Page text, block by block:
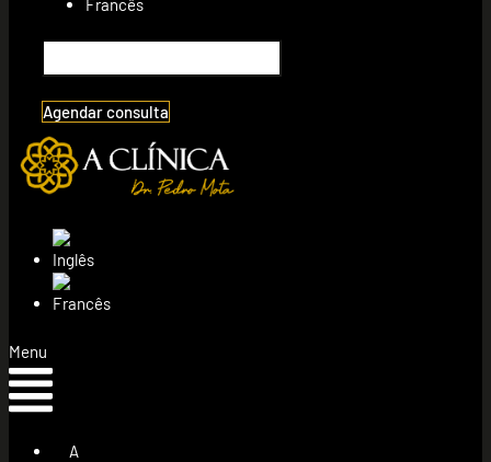
Agendar consulta
Menu
A